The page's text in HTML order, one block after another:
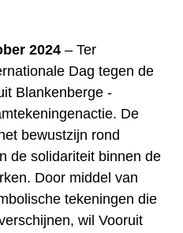
2024 – Ter
Dag tegen de
Blankenberge -
De
bewustzijn rond
de solidariteit binnen de
Door middel van
tekeningen die
wil Vooruit